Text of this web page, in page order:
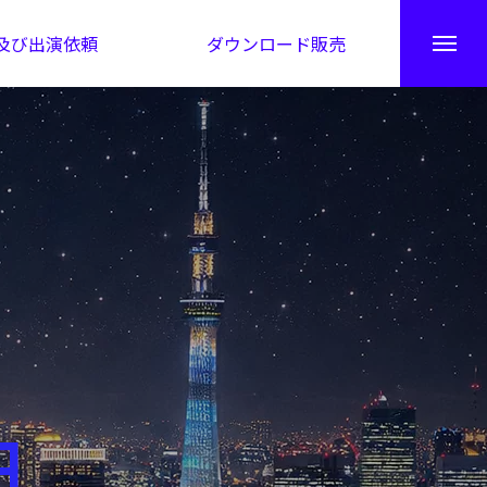
び出演依頼 ダウンロード販売
秘伝公開！吉凶カレンダー